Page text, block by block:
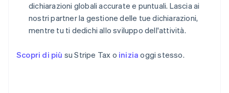
dichiarazioni globali accurate e puntuali. Lascia ai
nostri partner la gestione delle tue dichiarazioni,
mentre tu ti dedichi allo sviluppo dell'attività.
Scopri di più su Stripe Tax o inizia oggi stesso.